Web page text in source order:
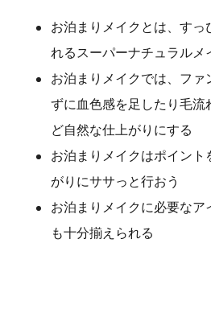
お泊まりメイクとは、すっ
れるスーパーナチュラルメ
お泊まりメイクでは、ファ
ずに血色感を足したり毛流
ど自然な仕上がりにする
お泊まりメイクはポイント
がりにササっと行おう
お泊まりメイクに必要なア
も十分揃えられる